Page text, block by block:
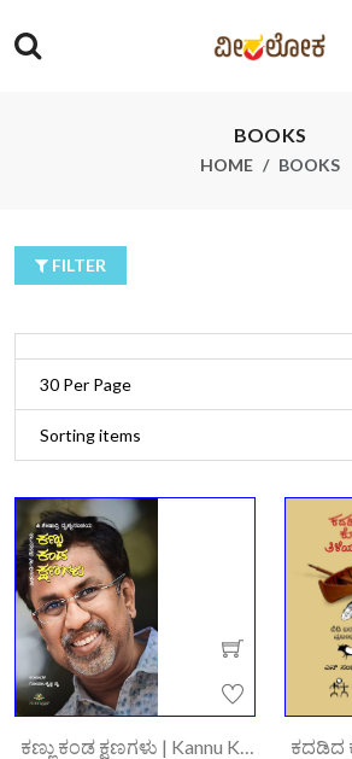
BOOKS
HOME BOOKS
FILTER
ಕಣ್ಣು ಕಂಡ ಕ್ಷಣಗಳು | Kannu Kanda Kshanagalu